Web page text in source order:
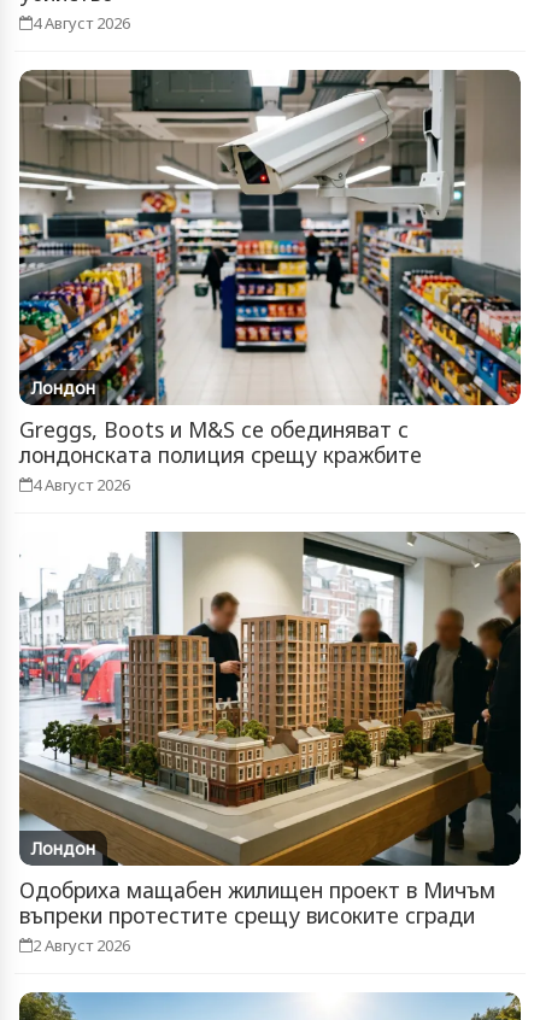
4 Август 2026
Лондон
Greggs, Boots и M&S се обединяват с
лондонската полиция срещу кражбите
4 Август 2026
Лондон
Одобриха мащабен жилищен проект в Мичъм
въпреки протестите срещу високите сгради
2 Август 2026